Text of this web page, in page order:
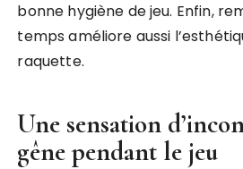
bonne hygiène de jeu. Enfin,
temps améliore aussi
raquette.
Une sensation
gêne pendant le jeu